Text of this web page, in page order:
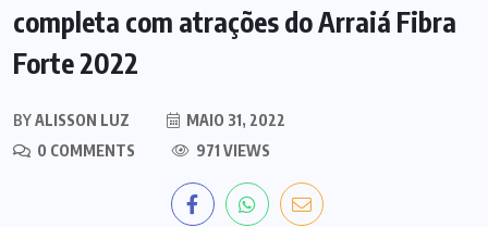
completa com atrações do Arraiá Fibra
Forte 2022
BYALISSON LUZ
MAIO 31, 2022
0 COMMENTS
971 VIEWS